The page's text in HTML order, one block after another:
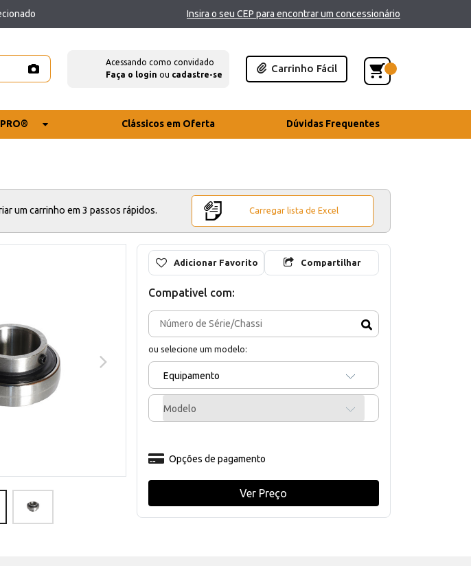
Insira o seu CEP para encontrar um concessionário
Acessando como convidado
Faça o login ou cadastre-se
Carrinho Fácil
Clássicos em Oferta Dúvidas Frequentes
um carrinho em 3 passos rápidos. Carregar lista de Excel
Adicionar Favorito Compartilhar
Compativel com:
ou selecione um modelo:
Equipamento
Modelo
Opções de pagamento
Ver Preço